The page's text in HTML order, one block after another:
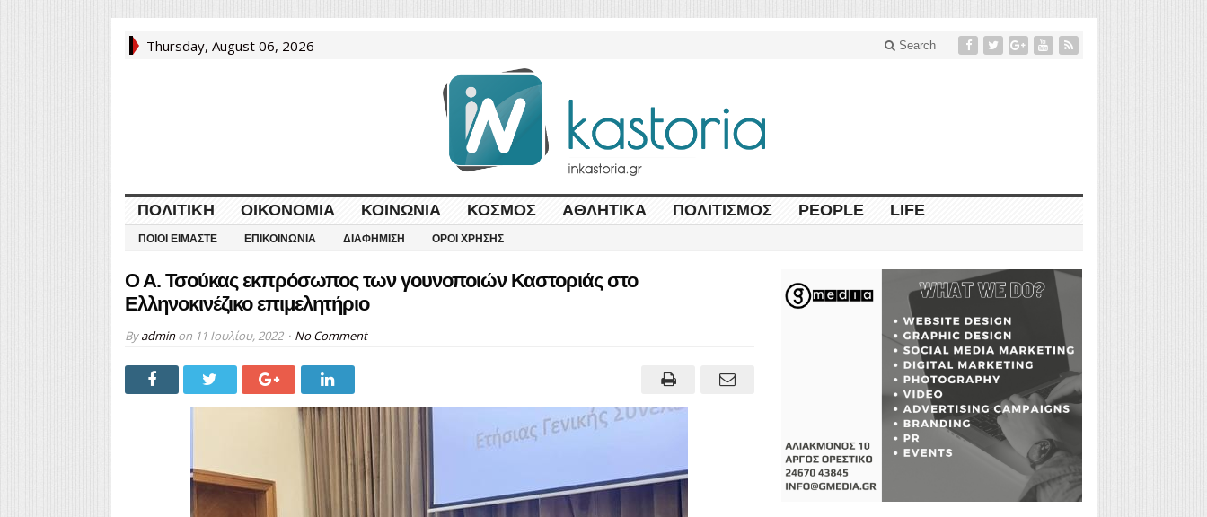
Thursday, August 06, 2026 Search
ΠΟΛΙΤΙΚΉ ΟΙΚΟΝΟΜΊΑ ΚΟΙΝΩΝΊΑ ΚΌΣΜΟΣ ΑΘΛΗΤΙΚΆ ΠΟΛΙΤΙΣΜΌΣ PEOPLE LIFE
ΠΟΙΟΙ ΕΊΜΑΣΤΕ ΕΠΙΚΟΙΝΩΝΊΑ ΔΙΑΦΉΜΙΣΗ ΌΡΟΙ ΧΡΉΣΗΣ
Ο Α. Τσούκας εκπρόσωπος των γουνοποιών Καστοριάς στο
Ελληνοκινέζικο επιμελητήριο
Byadminon 11 Ιουλίου, 2022 No Comment